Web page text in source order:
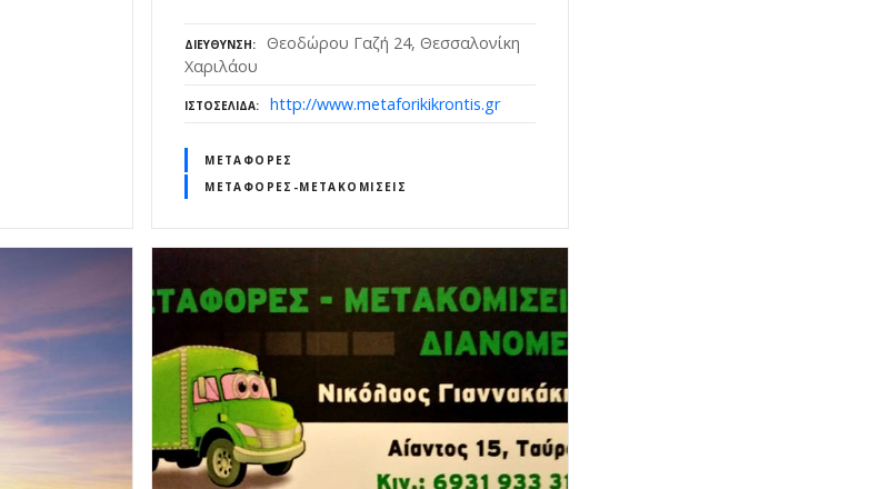
ΔΙΕΎΘΥΝΣΗ
Θεοδώρου Γαζή 24, Θεσσαλονίκη
Χαριλάου
ΙΣΤΟΣΕΛΊΔΑ http://www.metaforikikrontis.gr
ΜΕΤΑΦΟΡΈΣ
ΜΕΤΑΦΟΡΈΣ-ΜΕΤΑΚΟΜΊΣΕΙΣ